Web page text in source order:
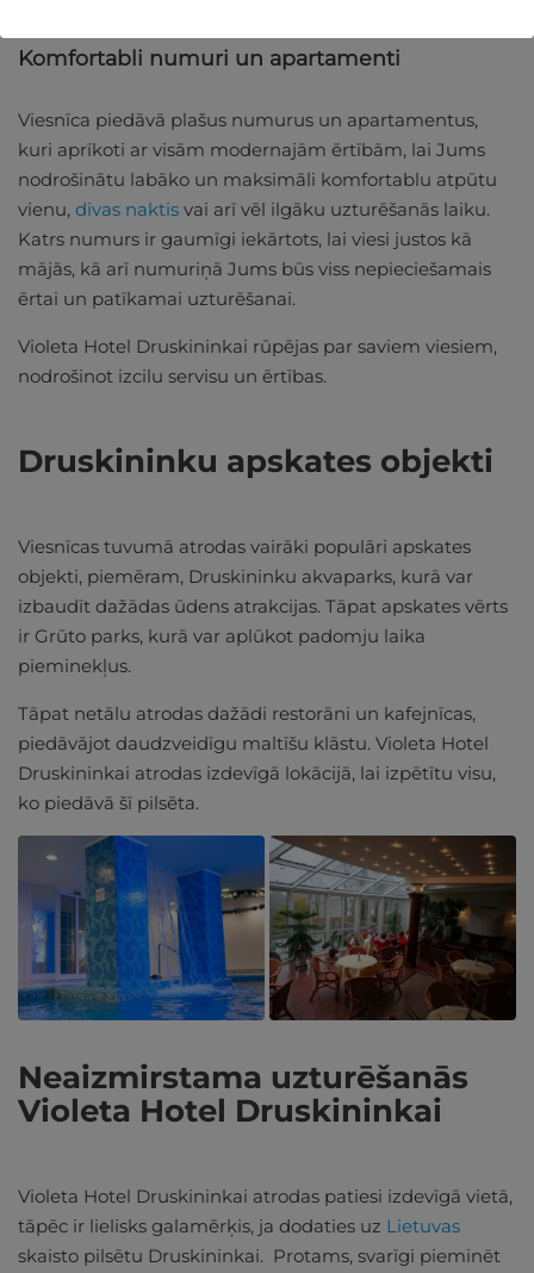
Komfortabli numuri un apartamenti
Viesnīca piedāvā plašus numurus un apartamentus,
kuri aprīkoti ar visām modernajām ērtībām, lai Jums
nodrošinātu labāko un maksimāli komfortablu atpūtu
vienu, divas naktis vai arī vēl ilgāku uzturēšanās laiku.
Katrs numurs ir gaumīgi iekārtots, lai viesi justos kā
mājās, kā arī numuriņā Jums būs viss nepieciešamais
ērtai un patīkamai uzturēšanai.
Violeta Hotel Druskininkai rūpējas par saviem viesiem,
nodrošinot izcilu servisu un ērtības.
Druskininku apskates objekti
Viesnīcas tuvumā atrodas vairāki populāri apskates
objekti, piemēram, Druskininku akvaparks, kurā var
izbaudīt dažādas ūdens atrakcijas. Tāpat apskates vērts
ir Grūto parks, kurā var aplūkot padomju laika
pieminekļus.
Tāpat netālu atrodas dažādi restorāni un kafejnīcas,
piedāvājot daudzveidīgu maltīšu klāstu. Violeta Hotel
Druskininkai atrodas izdevīgā lokācijā, lai izpētītu visu,
ko piedāvā šī pilsēta.
Neaizmirstama uzturēšanās
Violeta Hotel Druskininkai
Violeta Hotel Druskininkai atrodas patiesi izdevīgā vietā,
tāpēc ir lielisks galamērķis, ja dodaties uz Lietuvas
skaisto pilsētu Druskininkai. Protams, svarīgi pieminēt